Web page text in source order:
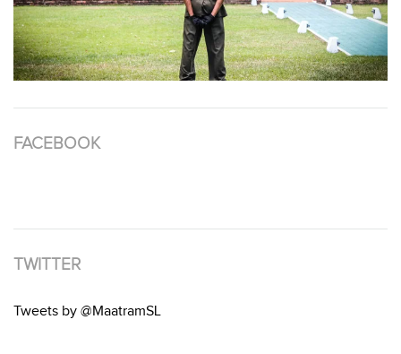
FACEBOOK
TWITTER
Tweets by @MaatramSL